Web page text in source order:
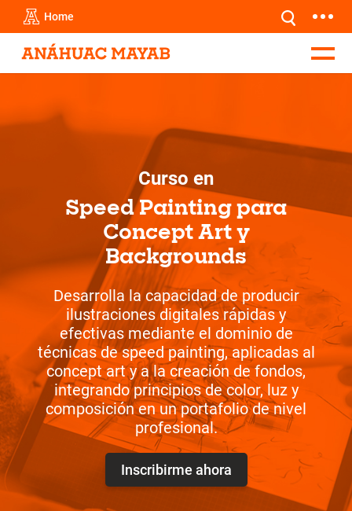
Home
Curso en
Speed Painting para
Concept Art y
Backgrounds
Desarrolla la capacidad de producir
ilustraciones digitales rápidas y
efectivas mediante el dominio de
técnicas de speed painting, aplicadas al
concept art y a la creación de fondos,
integrando principios de color, luz y
composición en un portafolio de nivel
profesional.
Inscribirme ahora